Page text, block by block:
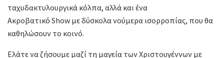
ταχυδακτυλουργικά κόλπα, αλλά και ένα
Ακροβατικό Show με δύσκολα νούμερα ισορροπίας, που θα
καθηλώσουν το κοινό.
Ελάτε να ζήσουμε μαζί τη μαγεία των Χριστουγέννων με